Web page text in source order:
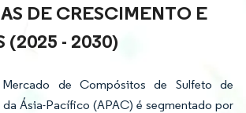
DE CRESCIMENTO E
(2025 - 2030)
de Compósitos de Sulfeto de
da Ásia-Pacífico (APAC) é segmentado por